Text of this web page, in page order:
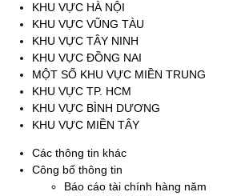
KHU VỰC HÀ NỘI
KHU VỰC VŨNG TÀU
KHU VỰC TÂY NINH
KHU VỰC ĐỒNG NAI
MỘT SỐ KHU VỰC MIỀN TRUNG
KHU VỰC TP. HCM
KHU VỰC BÌNH DƯƠNG
KHU VỰC MIỀN TÂY
Các thông tin khác
Công bố thông tin
Báo cáo tài chính hàng năm